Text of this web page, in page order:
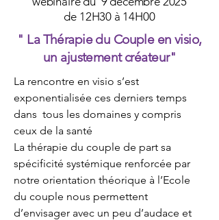
de 12H30 à 14H00
" La Thérapie du Couple en visio,
un ajustement créateur"
La rencontre en visio s’est
exponentialisée ces derniers temps
dans tous les domaines y compris
ceux de la santé
La thérapie du couple de part sa
spécificité systémique renforcée par
notre orientation théorique à l’Ecole
du couple nous permettent
d’envisager avec un peu d’audace et